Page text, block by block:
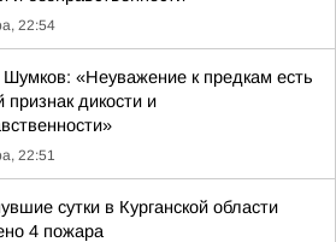
22:54
«Неуважение к предкам есть
признак дикости и
22:51
сутки в Курганской области
4 пожара